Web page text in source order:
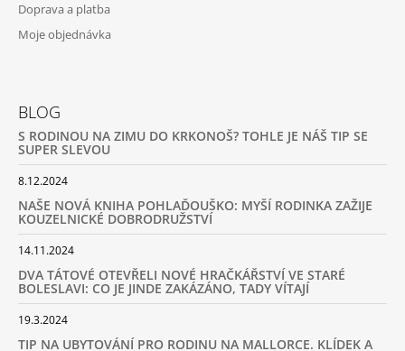
Doprava a platba
Moje objednávka
BLOG
S RODINOU NA ZIMU DO KRKONOŠ? TOHLE JE NÁŠ TIP SE
SUPER SLEVOU
8.12.2024
NAŠE NOVÁ KNIHA POHLAĎOUŠKO: MYŠÍ RODINKA ZAŽIJE
KOUZELNICKÉ DOBRODRUŽSTVÍ
14.11.2024
DVA TÁTOVÉ OTEVŘELI NOVÉ HRAČKÁŘSTVÍ VE STARÉ
BOLESLAVI: CO JE JINDE ZAKÁZÁNO, TADY VÍTAJÍ
19.3.2024
TIP NA UBYTOVÁNÍ PRO RODINU NA MALLORCE. KLÍDEK A